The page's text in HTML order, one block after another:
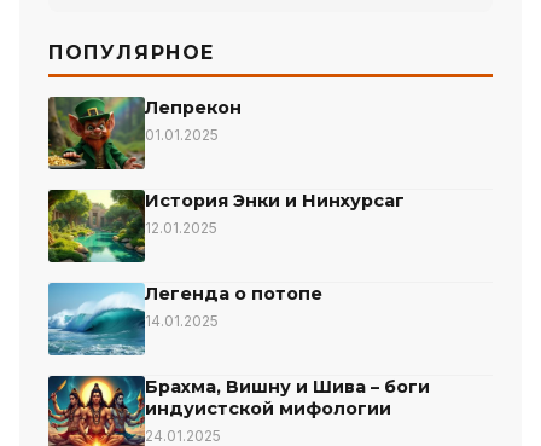
ПОПУЛЯРНОЕ
Лепрекон
01.01.2025
История Энки и Нинхурсаг
12.01.2025
Легенда о потопе
14.01.2025
Брахма, Вишну и Шива – боги
индуистской мифологии
24.01.2025